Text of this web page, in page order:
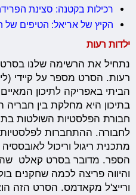
רכילות בקטנה: סצינת
הקיץ של אריאל: הטיפים של
ילדות רעות
נתחיל את הרשימה שלנו בסרט
רעות. הסרט מספר על קיידי
הביתי באפריקה לתיכון
בתיכון היא מחלקת בין חבריה
חבורת הפלסטיות השולטות
לחבורה. ההתחברות לפלסטיות
מתכנית ריגול וריכול
הספר. מדובר בסרט קאלט
והיווה פריצה לכמה שחקנים
ורייצ'ל מקאדמס. הסרט הזה